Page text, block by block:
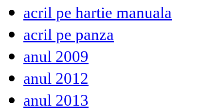
acril pe hartie manuala
acril pe panza
anul 2009
anul 2012
anul 2013